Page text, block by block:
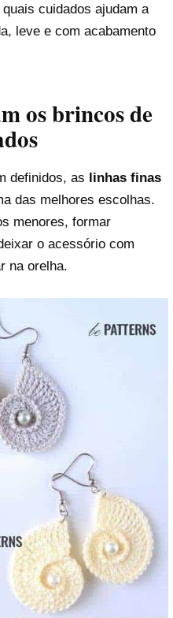
cuidados ajudam a
leve e com acabamento
os brincos de
definidos, as
linhas finas
das melhores escolhas.
menores, formar
o acessório com
na orelha.